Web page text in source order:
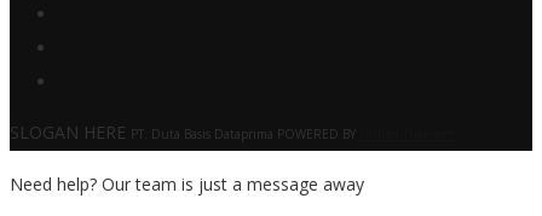
SLOGAN HERE PT. Duta Basis Dataprima POWERED BY
Need help? Our team is just a message away